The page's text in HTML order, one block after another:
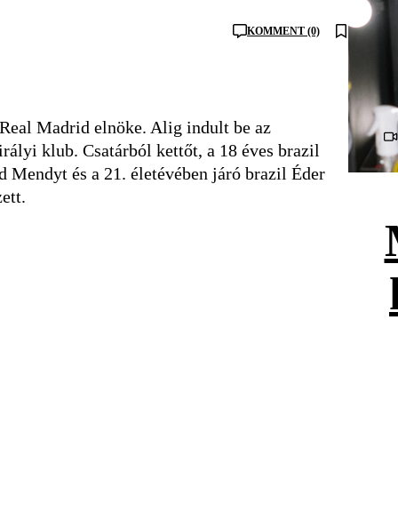
KOMMENT (0)
Madrid elnöke. Alig indult be az
klub. Csatárból kettőt, a 18 éves brazil
Mendyt és a 21. életévében járó brazil Éder